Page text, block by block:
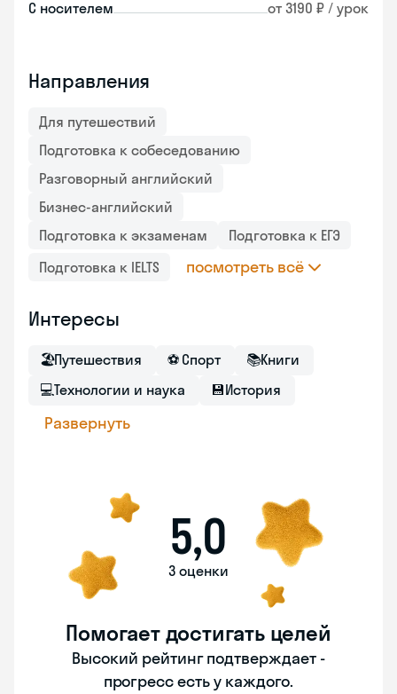
С носителем от 3190 ₽ / урок
Направления
Для путешествий
Подготовка к собеседованию
Разговорный английский
Бизнес-английский
Подготовка к экзаменам
Подготовка к ЕГЭ
Подготовка к IELTS
посмотреть всё
Интересы
🏖Путешествия ⚽ Спорт 📚Книги
💻Технологии и наука 💾История
Развернуть
5,0
3 оценки
Помогает достигать целей
Высокий рейтинг подтверждает -
прогресс есть у каждого.